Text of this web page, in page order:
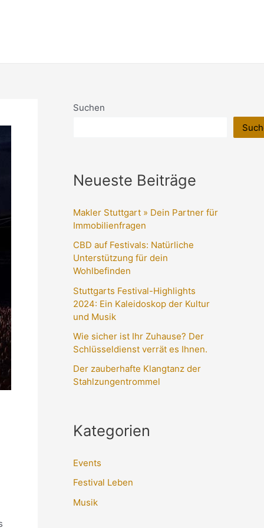
Suchen
Neueste Beiträge
Makler Stuttgart » Dein Partner für
Immobilienfragen
CBD auf Festivals: Natürliche
Unterstützung für dein
Wohlbefinden
Stuttgarts Festival-Highlights
2024: Ein Kaleidoskop der Kultur
und Musik
Wie sicher ist Ihr Zuhause? Der
Schlüsseldienst verrät es Ihnen.
Der zauberhafte Klangtanz der
Stahlzungentrommel
Kategorien
Events
Festival Leben
Musik